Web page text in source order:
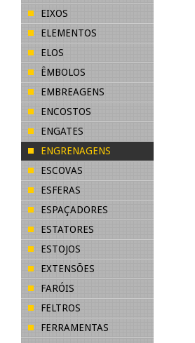
EIXOS
ELEMENTOS
ELOS
ÊMBOLOS
EMBREAGENS
ENCOSTOS
ENGATES
ENGRENAGENS
ESCOVAS
ESFERAS
ESPAÇADORES
ESTATORES
ESTOJOS
EXTENSÕES
FARÓIS
FELTROS
FERRAMENTAS